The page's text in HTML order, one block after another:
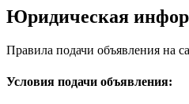
Юридическая
Правила подачи объявления на
Условия подачи объявления: